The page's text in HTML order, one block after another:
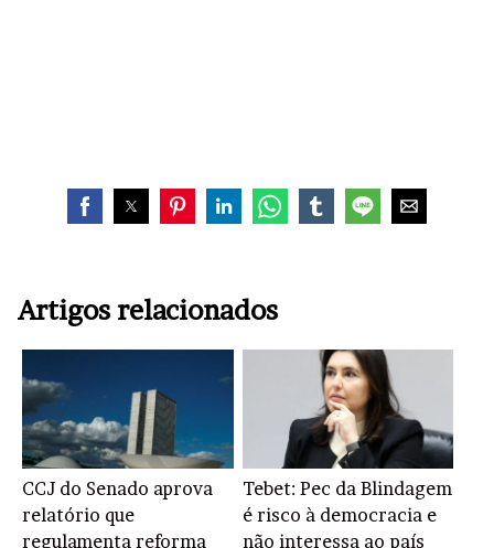
Artigos relacionados
CCJ do Senado aprova
relatório que
regulamenta reforma
Tebet: Pec da Blindagem
é risco à democracia e
não interessa ao país